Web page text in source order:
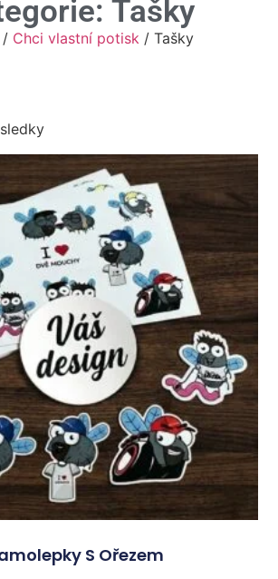
Tašky
/ Chci vlastní potisk / Tašky
S Ořezem